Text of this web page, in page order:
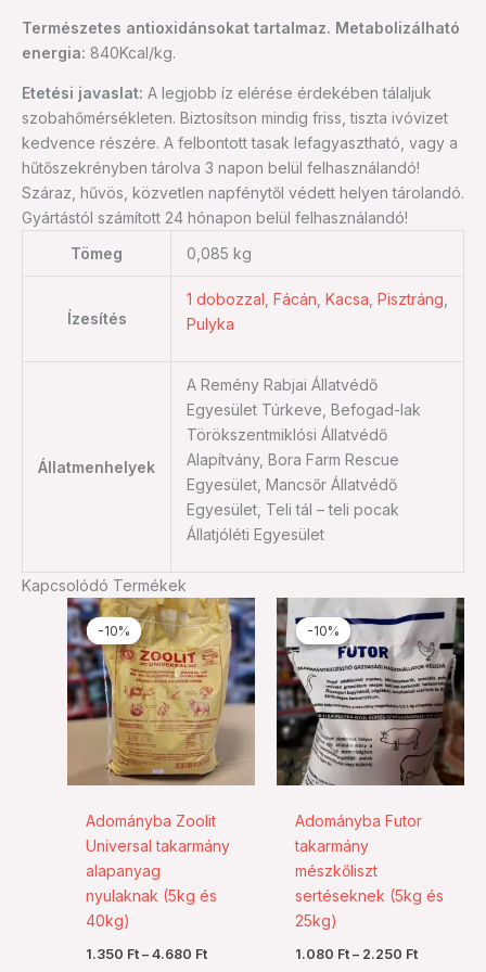
Természetes antioxidánsokat tartalmaz. Metabolizálható
energia: 840Kcal/kg.
Etetési javaslat: A legjobb íz elérése érdekében tálaljuk
szobahőmérsékleten. Biztosítson mindig friss, tiszta ivóvizet
kedvence részére. A felbontott tasak lefagyasztható, vagy a
hűtőszekrényben tárolva 3 napon belül felhasználandó!
Száraz, hűvös, közvetlen napfénytől védett helyen tárolandó.
Gyártástól számított 24 hónapon belül felhasználandó!
Tömeg
0,085 kg
Ízesítés
1 dobozzal Fácán Kacsa Pisztráng
Pulyka
Állatmenhelyek
A Remény Rabjai Állatvédő
Egyesület Túrkeve, Befogad-lak
Törökszentmiklósi Állatvédő
Alapítvány, Bora Farm Rescue
Egyesület, Mancsőr Állatvédő
Egyesület, Teli tál – teli pocak
Állatjóléti Egyesület
Kapcsolódó Termékek
-10%
-10%
Adományba Zoolit
Universal takarmány
alapanyag
nyulaknak (5kg és
40kg)
1.350 Ft – 4.680 Ft
Ártartomány:
1.350 Ft
-
4.680 Ft
Ennek
a
terméknek
több
variációja
van.
A
változatok
választhatók
-10%
-10%
Adományba Futor
takarmány
mészkőliszt
sertéseknek (5kg és
25kg)
1.080 Ft – 2.250 Ft
1.080 Ft
-
2.250 Ft
Ennek
több
van.
A